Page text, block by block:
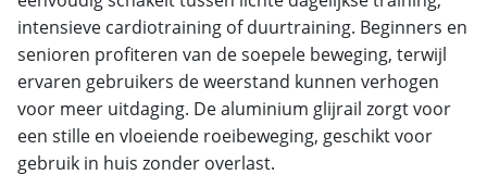
intensieve cardiotraining of duurtraining. Beginners en
senioren profiteren van de soepele beweging, terwijl
ervaren gebruikers de weerstand kunnen verhogen
voor meer uitdaging. De aluminium glijrail zorgt voor
een stille en vloeiende roeibeweging, geschikt voor
gebruik in huis zonder overlast.